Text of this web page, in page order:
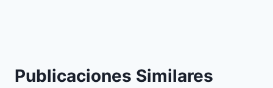
Publicaciones Similares